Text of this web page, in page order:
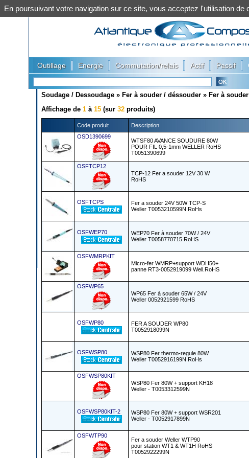
Outillage Energie Commutation/relais Actif Passif
Soudage / Dessoudage » Fer à souder / déssouder » Fer à
Affichage de 1 à 15 (sur 32 produits)
Code produit Description
OSD1390699
WTSF80 AVANCE SOUDURE 80W
POUR FIL 0,5-1mm WELLER RoHS
T0051390699
OSFTCP12
TCP-12 Fer a souder 12V 30 W
RoHS
OSFTCPS
Fer a souder 24V 50W TCP-S
Weller T0053210599N RoHs
OSFWEP70
WEP70 Fer à souder 70W / 24V
Weller T0058770715 RoHS
OSFWMRPKIT
Micro-fer WMRP+support WDH50+
panne RT3-0052919099 Well.RoHS
OSFWP65
WP65 Fer à souder 65W / 24V
Weller 0052921599 RoHS
OSFWP80
FER A SOUDER WP80
T0052918099N
OSFWSP80
WSP80 Fer thermo-regule 80W
Weller T0052916199N RoHs
OSFWSP80KIT
WSP80 Fer 80W + support KH18
Weller - T0053312599N
OSFWSP80KIT-2
WSP80 Fer 80W + support WSR201
Weller - T0052917899N
OSFWTP90
Fer a souder Weller WTP90
pour station WT1 & WT1H RoHS
T0052922299N
En poursuivant votre navigation sur ce site, vous acceptez l'utilisation